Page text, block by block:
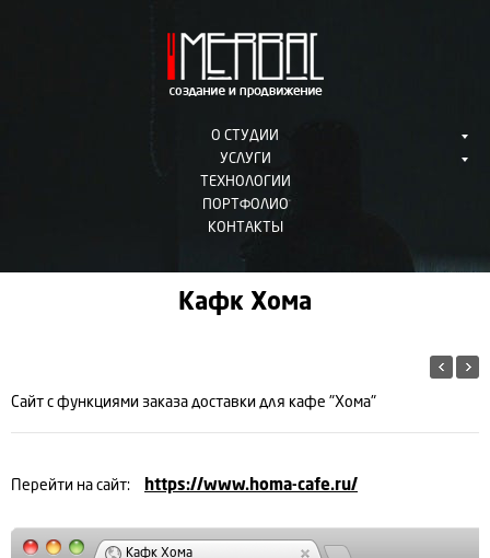
О СТУДИИ
УСЛУГИ
ТЕХНОЛОГИИ
ПОРТФОЛИО
КОНТАКТЫ
Кафк Хома
Сайт с функциями заказа доставки для кафе "Хома"
Перейти на сайт: https://www.homa-cafe.ru/
Кафк Хома